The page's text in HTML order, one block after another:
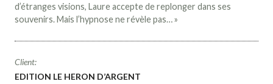
d’étranges visions, Laure accepte de replonger dans ses
souvenirs. Mais l’hypnose ne révèle pas… »
Client:
EDITION LE HERON D’ARGENT